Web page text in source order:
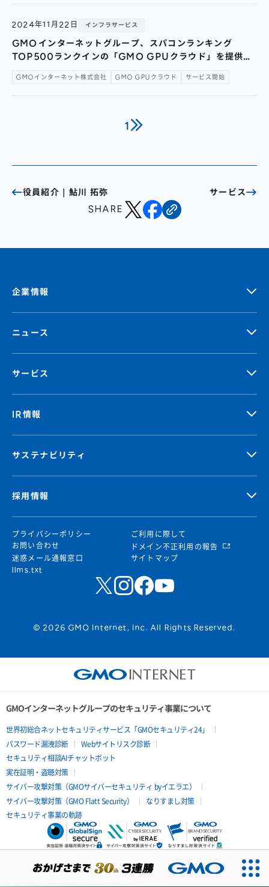
2024年11月22日 インフラサービス
GMOインターネットグループ、スパコンランキング
TOP500ランクインの「GMO GPUクラウド」を提供開
発展に貢献～
GMOインターネット株式会社 GMO GPUクラウド サービス開始
1
役員紹介｜鮎川 拓弥
サービス
SHARE
企業情報
ニュース
サービス
IR情報
サステナビリティ
採用情報
プライバシーポリシー
ご利用に際して
お問い合わせ
ドメイン不正利用の報告
迷惑メール通報窓口
サイトマップ
llms.txt
© 2026 GMO Internet, Inc. All Rights Reserved.
GMOインターネットグループのセキュリティ事業について
世界初総合ネットセキュリティサービス「GMOセキュリティ24」
パスワード漏洩診断
Webサイトリスク診断
セキュリティ相談AIチャットボット
実在証明・盗聴対策
サイバー攻撃対策（GMOサイバーセキュリティ byイエラエ）
サイバー攻撃対策（GMO Flatt Security）
なりすまし対策
セキュリティ事業の軌跡